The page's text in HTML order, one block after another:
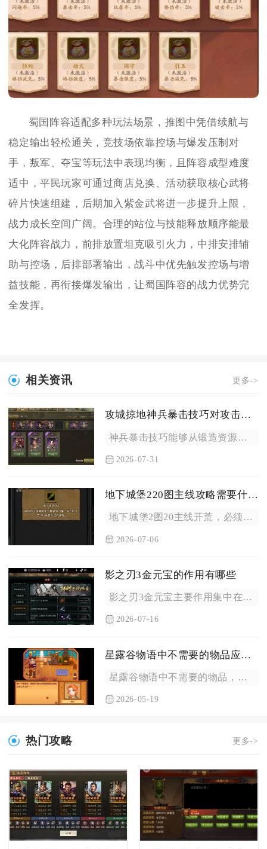
蜀国阵容适配多种玩法场景，推图中凭借续航与
稳定输出轻松通关，竞技场依靠控场与爆发压制对
手，叛军、夺宝等玩法中表现均衡，且阵容成型难度
适中，平民玩家可通过商店兑换、活动获取核心武将
碎片快速组建，后期加入紫金武将进一步提升上限，
战力成长空间广阔。合理的站位与技能释放顺序能最
大化阵容战力，前排放置坦克吸引火力，中排安排辅
助与控场，后排部署输出，战斗中优先触发控场与增
益技能，再衔接爆发输出，让蜀国阵容的战力优势完
全发挥。
相关资讯 更多->
攻城掠地神兵暴击技巧对攻击效果有何帮助
神兵暴击技巧能够从锻造资源收益、实战输出倍率、多体系属性联动...
2026-07-31
地下城堡220图主线攻略需要什么装备
地下城堡2图20主线开荒，必须备好盾锤、红冠、星国袍、绿龙坠...
2026-07-06
影之刃3金元宝的作用有哪些
影之刃3金元宝主要作用集中在日常资源补给、心法获取养成、副本...
2026-07-16
星露谷物语中不需要的物品应该放在哪
星露谷物语中不需要的物品，优先分类放入农场宝箱暂存、可卖物品...
2026-05-19
热门攻略 更多->